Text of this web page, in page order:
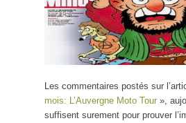
Les commentaires postés sur
mois: L’Auvergne Moto Tour »,
suffisent surement pour prouver